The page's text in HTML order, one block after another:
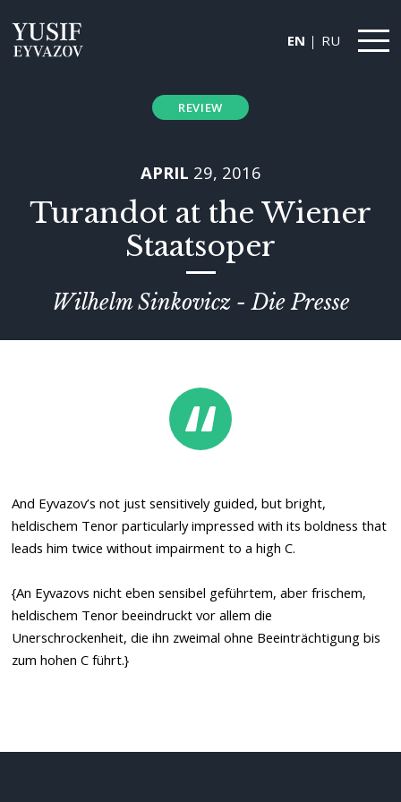
EN RU
REVIEW
APRIL 29, 2016
Turandot at the Wiener
Staatsoper
Wilhelm Sinkovicz - Die Presse
And Eyvazov’s not just sensitively guided, but bright,
heldischem Tenor particularly impressed with its boldness that
leads him twice without impairment to a high C.
{An Eyvazovs nicht eben sensibel geführtem, aber frischem,
heldischem Tenor beeindruckt vor allem die
Unerschrockenheit, die ihn zweimal ohne Beeinträchtigung bis
zum hohen C führt.}